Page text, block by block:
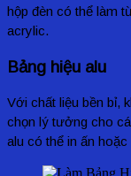
hộp đèn có thể làm
acrylic.
Bảng hiệu alu
Với chất liệu bền bỉ,
chọn lý tưởng cho
alu có thể in ấn